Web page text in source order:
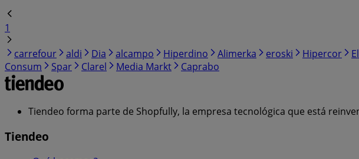
1
carrefour
aldi Dia alcampo Hiperdino Alimerka eroski Hipercor
Consum
Spar Clarel Media Markt Caprabo
Tiendeo forma parte de Shopfully, la empresa tecnológica que está
Tiendeo